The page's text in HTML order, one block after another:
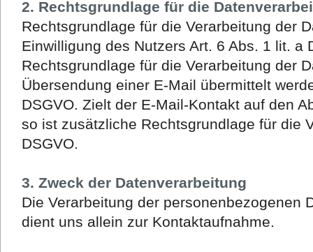
2. Rechtsgrundlage für die
Rechtsgrundlage für die Verarbeitung der
Einwilligung des Nutzers Art. 6 Abs. 1 lit. a
Rechtsgrundlage für die Verarbeitung der
Übersendung einer E-Mail übermittelt
DSGVO. Zielt der E-Mail-Kontakt auf den
so ist zusätzliche Rechtsgrundlage für die
DSGVO.
3. Zweck der Datenverarbeitung
Die Verarbeitung der personenbezogenen
dient uns allein zur Kontaktaufnahme.